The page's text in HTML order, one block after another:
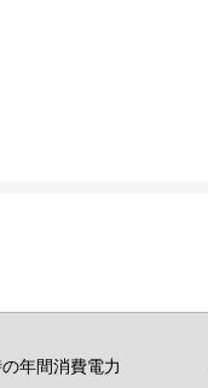
年間消費電力